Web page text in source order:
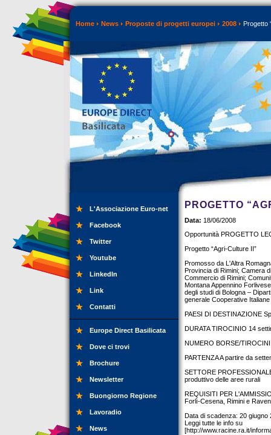
Home News Proposte di progetti europei 2008 Progetto
L'Associazione Euro-net
Facebook
Twitter
Youtube
LinkedIn
Link
Contatti
Europe Direct Basilicata
Dove ci trovi
Brochure
Newsletter
Buongiorno Regione
Lavoradio
News
PROGETTO
Data: 18/06/2008
Opportunità PROGETTO
Progetto “Agri-Culture II”
Promosso da L'Altra
Provincia di Rimini; Camera
Commercio di Rimini;
Montana Appennino
degli studi di Bologna –
generale Cooperative
PAESI DI DESTINAZIONE
DURATA TIROCINIO 14
NUMERO BORSE/
PARTENZA A partire da
SETTORE
produttivo delle aree rurali
REQUISITI PER
Forlì-Cesena, Rimini e
Data di scadenza: 20 giugno
Leggi tutte le info su
[http://www.racine.ra.it/